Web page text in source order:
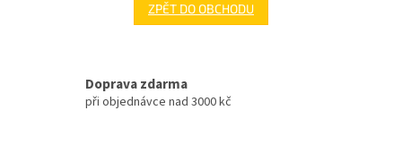
ZPĚT DO OBCHODU
Doprava zdarma
při objednávce nad 3000 kč